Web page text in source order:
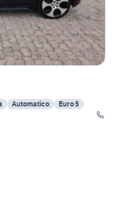
Automatico
Euro 5